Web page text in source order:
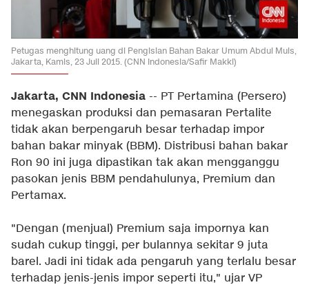
Petugas menghitung uang di Pengisian Bahan Bakar Umum Abdul Muis,
Jakarta, Kamis, 23 Juli 2015. (CNN Indonesia/Safir Makki)
Jakarta, CNN Indonesia -- PT Pertamina (Persero)
menegaskan produksi dan pemasaran Pertalite
tidak akan berpengaruh besar terhadap impor
bahan bakar minyak (BBM). Distribusi bahan bakar
Ron 90 ini juga dipastikan tak akan mengganggu
pasokan jenis BBM pendahulunya, Premium dan
Pertamax.
"Dengan (menjual) Premium saja impornya kan
sudah cukup tinggi, per bulannya sekitar 9 juta
barel. Jadi ini tidak ada pengaruh yang terlalu besar
terhadap jenis-jenis impor seperti itu," ujar VP